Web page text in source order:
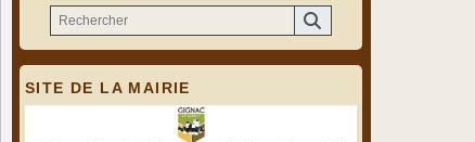
SITE DE LA MAIRIE